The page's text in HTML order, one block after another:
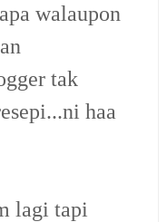
walaupon
tak
haa
lagi tapi